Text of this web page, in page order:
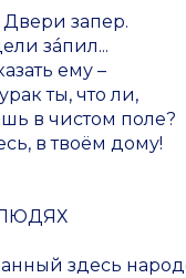
запер.
зáпил...
ему –
ты, что ли,
в чистом поле?
в твоём дому!
здесь